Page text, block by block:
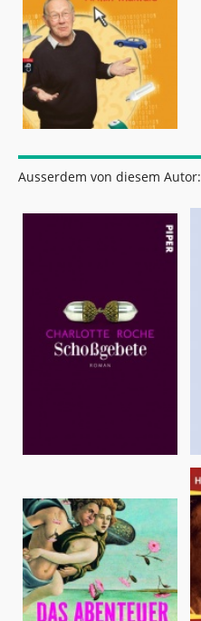
Ausserdem von diesem Autor: